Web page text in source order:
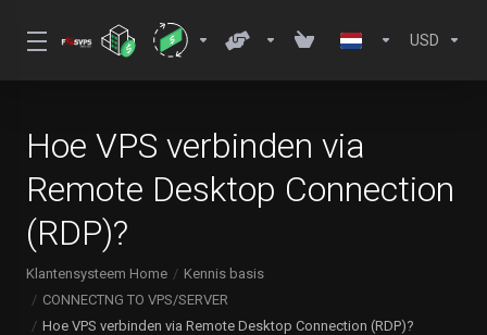
USD
Hoe VPS verbinden via
Remote Desktop Connection
(RDP)?
Klantensysteem Home
Kennis basis
CONNECTNG TO VPS/SERVER
Hoe VPS verbinden via Remote Desktop Connection (RDP)?